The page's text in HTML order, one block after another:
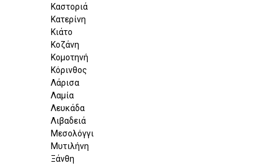
Καστοριά
Κατερίνη
Κιάτο
Κοζάνη
Κομοτηνή
Κόρινθος
Λάρισα
Λαμία
Λευκάδα
Λιβαδειά
Μεσολόγγι
Μυτιλήνη
Ξάνθη